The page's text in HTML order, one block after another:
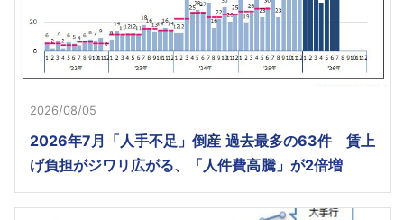
2026/08/05
2026年7月「人手不足」倒産 過去最多の63件 賃上
げ負担がジワリ広がる、「人件費高騰」が2倍増